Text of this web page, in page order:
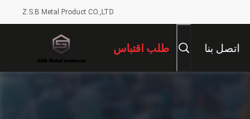
Z.S.B Metal Product CO.,LTD
اتصل بنا طلب اقتباس